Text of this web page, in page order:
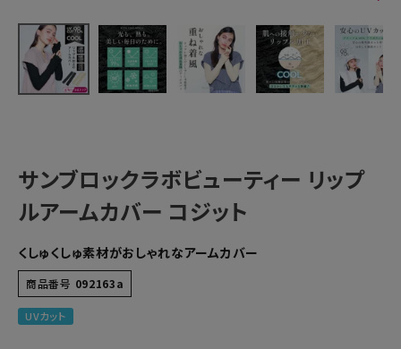
サンブロックラボビューティー リップ
ルアームカバー コジット
くしゅくしゅ素材がおしゃれなアームカバー
商品番号 092163a
UVカット